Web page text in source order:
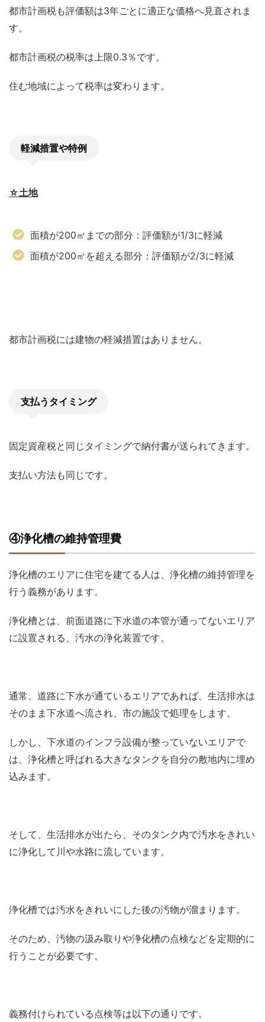
都市計画税も評価額は3年ごとに適正な価格へ見直されま
す。
都市計画税の税率は上限0.3％です。
住む地域によって税率は変わります。
軽減措置や特例
☆土地
面積が200㎡までの部分：評価額が1/3に軽減
面積が200㎡を超える部分：評価額が2/3に軽減
都市計画税には建物の軽減措置はありません。
支払うタイミング
固定資産税と同じタイミングで納付書が送られてきます。
支払い方法も同じです。
④浄化槽の維持管理費
浄化槽のエリアに住宅を建てる人は、浄化槽の維持管理を
行う義務があります。
浄化槽とは、前面道路に下水道の本管が通ってないエリア
に設置される、汚水の浄化装置です。
通常、道路に下水が通ているエリアであれば、生活排水は
そのまま下水道へ流され、市の施設で処理をします。
しかし、下水道のインフラ設備が整っていないエリアで
は、浄化槽と呼ばれる大きなタンクを自分の敷地内に埋め
込みます。
そして、生活排水が出たら、そのタンク内で汚水をきれい
に浄化して川や水路に流しています。
浄化槽では汚水をきれいにした後の汚物が溜まります。
そのため、汚物の汲み取りや浄化槽の点検などを定期的に
行うことが必要です。
義務付けられている点検等は以下の通りです。